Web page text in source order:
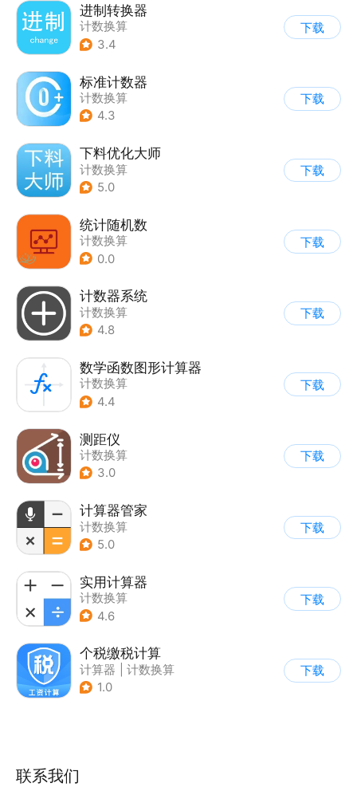
进制转换器
计数换算
3.4
下载
标准计数器
计数换算
4.3
下载
下料优化大师
计数换算
5.0
下载
统计随机数
计数换算
0.0
下载
计数器系统
计数换算
4.8
下载
数学函数图形计算器
计数换算
4.4
下载
测距仪
计数换算
3.0
下载
计算器管家
计数换算
5.0
下载
实用计算器
计数换算
4.6
下载
个税缴税计算
计算器
计数换算
1.0
下载
联系我们